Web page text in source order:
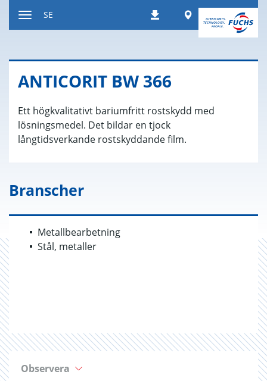
Nedladdningar
Worldwide
SE
AN­TI­CO­RIT BW 366
Ett högkvalitativt bariumfritt rostskydd med
lösningsmedel. Det bildar en tjock
långtidsverkande rostskyddande film.
Branscher
Metallbearbetning
Stål, metaller
Observera